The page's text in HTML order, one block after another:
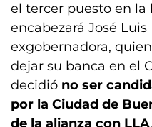
el tercer puesto en
encabezará José Luis
exgobernadora,
dejar su banca en el
decidió no ser
por la Ciudad de
de la alianza con LLA.